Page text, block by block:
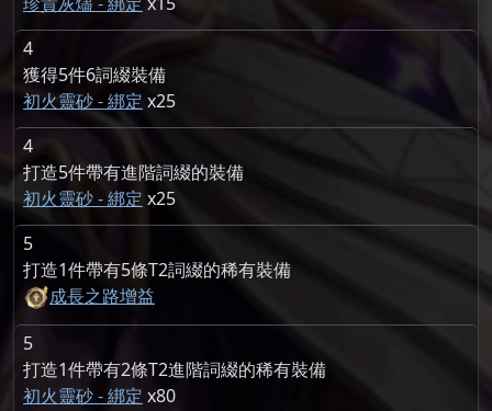
4
獲得5件6詞綴裝備
初火靈砂 - 綁定 25
4
打造5件帶有進階詞綴的裝備
初火靈砂 - 綁定 25
5
打造1件帶有5條T2詞綴的稀有裝備
成長之路增益
5
打造1件帶有2條T2進階詞綴的稀有裝備
初火靈砂 - 綁定 80